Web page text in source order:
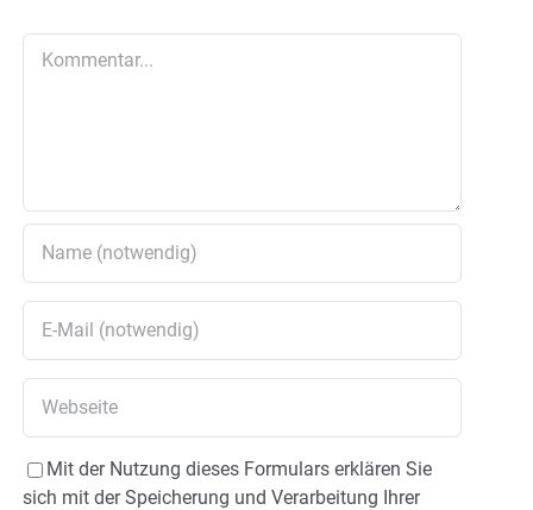
Mit der Nutzung dieses Formulars erklären Sie
sich mit der Speicherung und Verarbeitung Ihrer